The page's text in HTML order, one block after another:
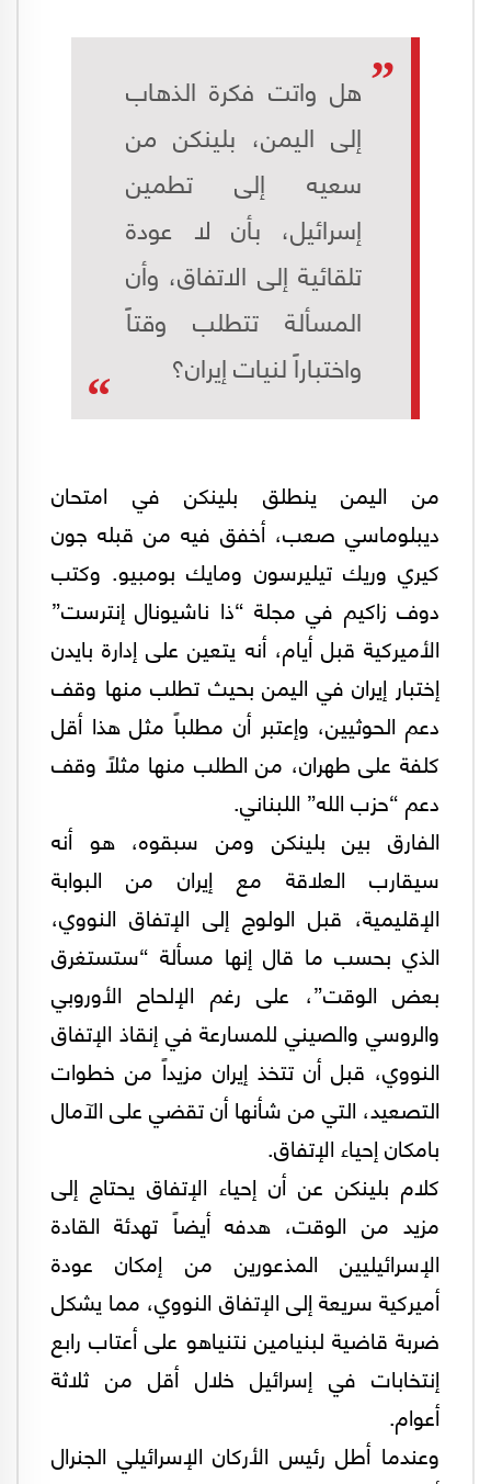
هل واتت فكرة الذهاب
إلى اليمن، بلينكن من
سعيه إلى تطمين
إسرائيل، بأن لا عودة
تلقائية إلى الاتفاق، وأن
المسألة تتطلب وقتاً
واختباراً لنيات إيران؟
من اليمن ينطلق بلينكن في امتحان
ديبلوماسي صعب، أخفق فيه من قبله جون
كيري وريك تيليرسون ومايك بومبيو. وكتب
دوف زاكيم في مجلة “ذا ناشيونال إنترست”
الأميركية قبل أيام، أنه يتعين على إدارة بايدن
إختبار إيران في اليمن بحيث تطلب منها وقف
دعم الحوثيين، وإعتبر أن مطلباً مثل هذا أقل
كلفة على طهران، من الطلب منها مثلاً وقف
دعم “حزب الله” اللبناني.
الفارق بين بلينكن ومن سبقوه، هو أنه
سيقارب العلاقة مع إيران من البوابة
الإقليمية، قبل الولوج إلى الإتفاق النووي،
الذي بحسب ما قال إنها مسألة “ستستغرق
بعض الوقت”، على رغم الإلحاح الأوروبي
والروسي والصيني للمسارعة في إنقاذ الإتفاق
النووي، قبل أن تتخذ إيران مزيداً من خطوات
التصعيد، التي من شأنها أن تقضي على الآمال
بامكان إحياء الإتفاق.
كلام بلينكن عن أن إحياء الإتفاق يحتاج إلى
مزيد من الوقت، هدفه أيضاً تهدئة القادة
الإسرائيليين المذعورين من إمكان عودة
أميركية سريعة إلى الإتفاق النووي، مما يشكل
ضربة قاضية لبنيامين نتنياهو على أعتاب رابع
إنتخابات في إسرائيل خلال أقل من ثلاثة
أعوام.
وعندما أطل رئيس الأركان الإسرائيلي الجنرال